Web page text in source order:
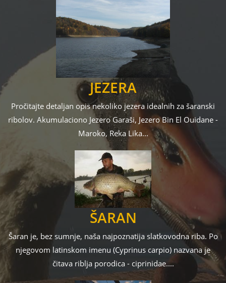
JEZERA
Pročitajte detaljan opis nekoliko jezera idealnih za šaranski
ribolov. Akumulaciono Jezero Garaši, Jezero Bin El Ouidane -
Maroko, Reka Lika...
ŠARAN
Šaran je, bez sumnje, naša najpoznatija slatkovodna riba. Po
njegovom latinskom imenu (Cyprinus carpio) nazvana je
čitava riblja porodica - ciprinidae....